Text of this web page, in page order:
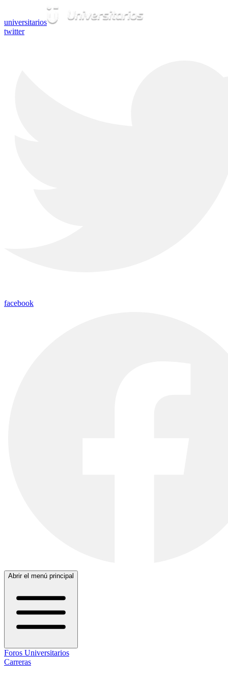
universitarios
twitter
facebook
Abrir el menú principal
Foros Universitarios
Carreras